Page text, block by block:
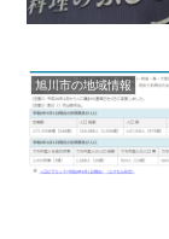
旭川市の地域情報